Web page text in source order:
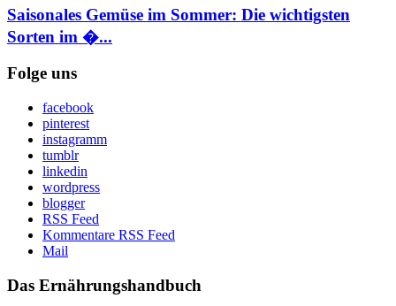
Saisonales Gemüse im Sommer: Die wichtigsten
Sorten im �...
Folge uns
facebook
pinterest
instagramm
tumblr
linkedin
wordpress
blogger
RSS Feed
Kommentare RSS Feed
Mail
Das Ernährungshandbuch